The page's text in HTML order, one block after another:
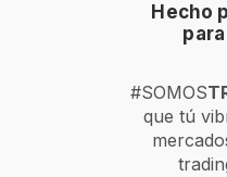
Hecho
#SOMOS
que tú